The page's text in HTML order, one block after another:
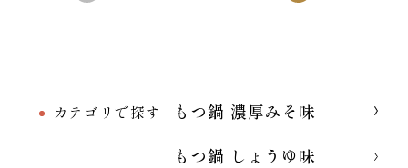
カテゴリで探す
もつ鍋 濃厚みそ味
もつ鍋 しょうゆ味